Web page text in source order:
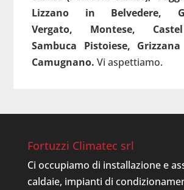
Lizzano in Belvedere,
Vergato, Montese,
Sambuca Pistoiese,
Camugnano. Vi aspettiamo.
Fortuzzi Climatec srl
Ci occupiamo di installazione e
caldaie, impianti di